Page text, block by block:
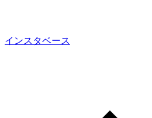
インスタベース